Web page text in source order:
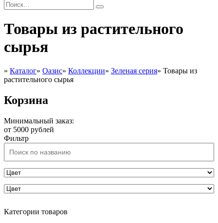
Товары из растительного
сырья
» Каталог» Оазис» Коллекции» Зеленая серия» Товары из
растительного сырья
Корзина
Минимальный заказ:
от 5000 рублей
Фильтр
Категории товаров